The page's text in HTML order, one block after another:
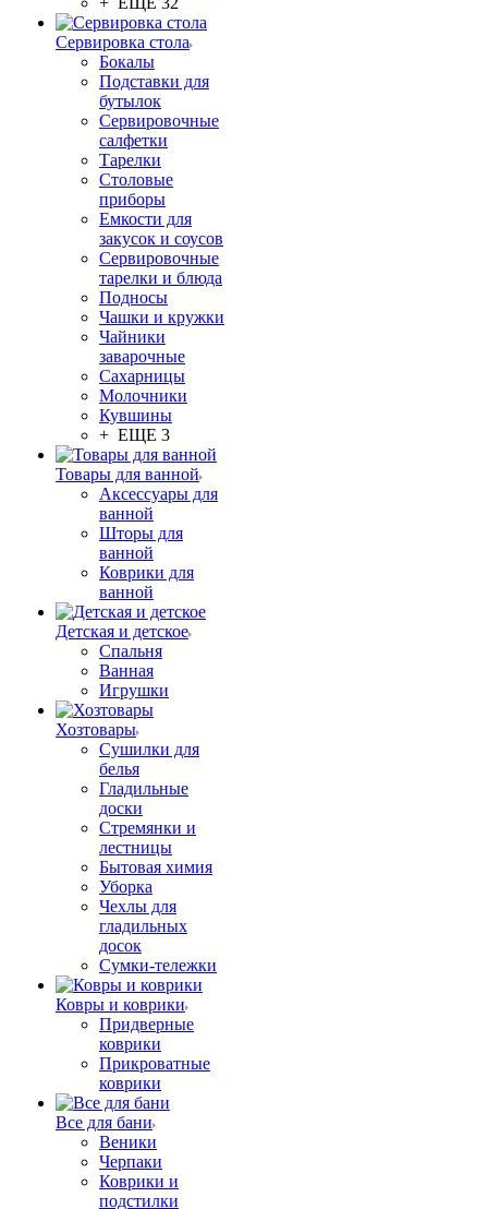
Сервировка стола
Бокалы
Подставки для
бутылок
Сервировочные
салфетки
Тарелки
Столовые
приборы
Емкости для
закусок и соусов
Сервировочные
тарелки и блюда
Подносы
Чашки и кружки
Чайники
заварочные
Сахарницы
Молочники
Кувшины
+ ЕЩЕ 3
Товары для ванной
Аксессуары для
ванной
Шторы для
ванной
Коврики для
ванной
Детская и детское
Спальня
Ванная
Игрушки
Хозтовары
Сушилки для
белья
Гладильные
доски
Стремянки и
лестницы
Бытовая химия
Уборка
Чехлы для
гладильных
досок
Сумки-тележки
Ковры и коврики
Придверные
коврики
Прикроватные
коврики
Все для бани
Веники
Черпаки
Коврики и
подстилки